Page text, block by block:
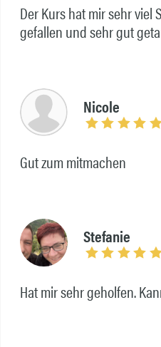
Der Kurs hat mir sehr viel
gefallen und sehr gut
Nicole
Gut zum mitmachen
Stefanie
Hat mir sehr geholfen.